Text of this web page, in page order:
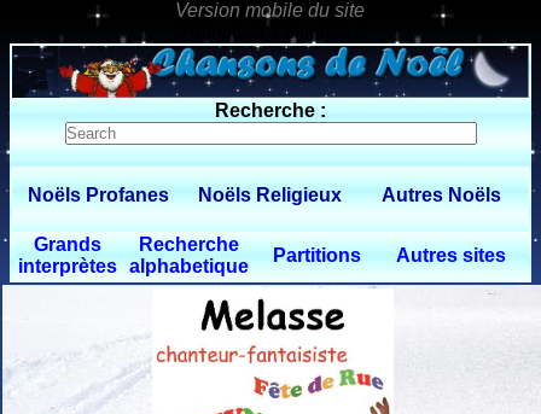
0 $limitbot 1 $limittot 2
Recherche :
Noëls Profanes Noëls Religieux Autres Noëls
Grands
interprètes
Recherche
alphabetique
Partitions Autres sites